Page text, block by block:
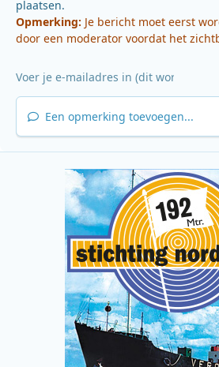
plaatsen.
Opmerking: Je bericht moet eerst
door een moderator voordat het
Een opmerking toevoegen...